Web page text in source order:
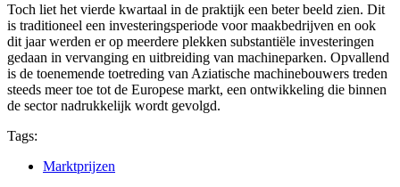
Toch liet het vierde kwartaal in de praktijk een beter beeld zien. Dit
is traditioneel een investeringsperiode voor maakbedrijven en ook
dit jaar werden er op meerdere plekken substantiële investeringen
gedaan in vervanging en uitbreiding van machineparken. Opvallend
is de toenemende toetreding van Aziatische machinebouwers treden
steeds meer toe tot de Europese markt, een ontwikkeling die binnen
de sector nadrukkelijk wordt gevolgd.
Tags:
Marktprijzen